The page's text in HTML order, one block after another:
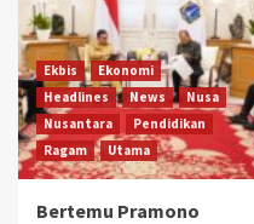
Ekbis
Ekonomi
Headlines
News
Nusa
Nusantara
Pendidikan
Ragam
Utama
Bertemu Pramono